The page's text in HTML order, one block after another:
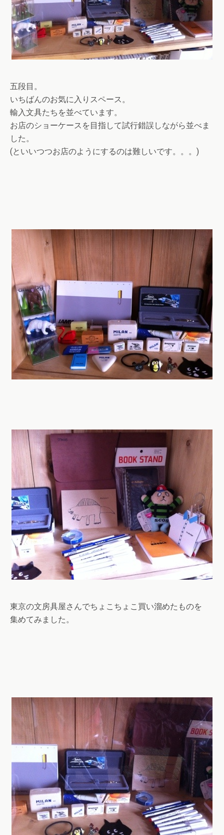
五段目。
いちばんのお気に入りスペース。
輸入文具たちを並べています。
お店のショーケースを目指して試行錯誤しながら並べま
した。
(といいつつお店のようにするのは難しいです。。。)
東京の文房具屋さんでちょこちょこ買い溜めたものを
集めてみました。